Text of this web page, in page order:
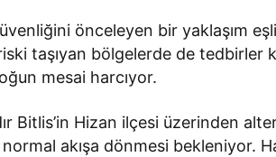
önceleyen bir yaklaşım
riski taşıyan bölgelerde de tedbirler
mesai harcıyor.
Bitlis’in Hizan ilçesi üzerinden
akışa dönmesi bekleniyor.